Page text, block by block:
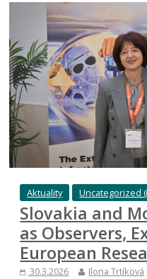
Aktuality Uncategorized
Slovakia and
as Observers,
European
30.3.2026 Ilona Trtíková